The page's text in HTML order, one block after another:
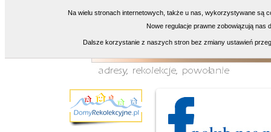
Na wielu stronach internetowych, także u nas, wykorzystywane są
Nowe regulacje prawne zobowiązują nas
Dalsze korzystanie z naszych stron bez zmiany ustawień